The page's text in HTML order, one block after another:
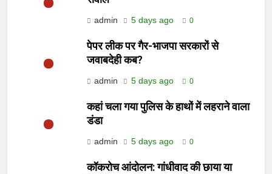
admin 5 days ago 0
पेपर लीक पर गैर-भाजपा सरकारों से
जवाबदेही कब?
admin 5 days ago 0
कहां चला गया पुलिस के हाथों में लहराने वाला
डंडा
admin 5 days ago 0
कॉकरोच आंदोलन: गांधीवाद की छाया या